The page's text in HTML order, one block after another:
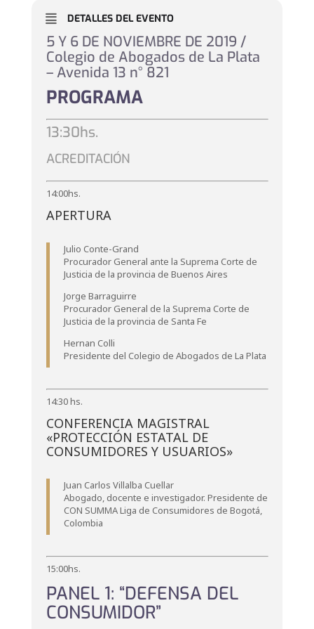
DETALLES DEL EVENTO
5 Y 6 DE NOVIEMBRE DE 2019 /
Colegio de Abogados de La Plata
– Avenida 13 n° 821
PROGRAMA
13:30hs.
ACREDITACIÓN
14:00hs.
APERTURA
Julio Conte-Grand
Procurador General ante la Suprema Corte de
Justicia de la provincia de Buenos Aires
Jorge Barraguirre
Procurador General de la Suprema Corte de
Justicia de la provincia de Santa Fe
Hernan Colli
Presidente del Colegio de Abogados de La Plata
14:30 hs.
CONFERENCIA MAGISTRAL
«PROTECCIÓN ESTATAL DE
CONSUMIDORES Y USUARIOS»
Juan Carlos Villalba Cuellar
Abogado, docente e investigador. Presidente de
CON SUMMA Liga de Consumidores de Bogotá,
Colombia
15:00hs.
PANEL 1: “DEFENSA DEL
CONSUMIDOR”